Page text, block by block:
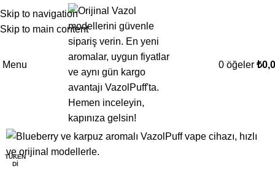
Skip to navigation
Skip to main content
Menu 0 öğeler ₺
-12%
TÜKEN
DI